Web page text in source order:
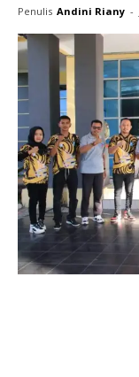
Penulis Andini Riany -